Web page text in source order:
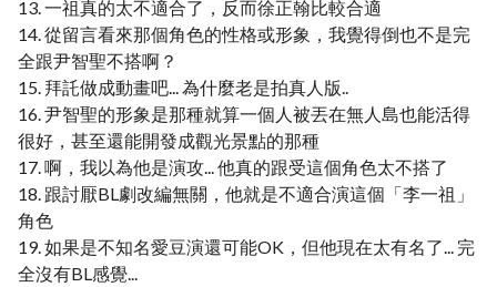
13. 一祖真的太不適合了，反而徐正翰比較合適
14. 從留言看來那個角色的性格或形象，我覺得倒也不是完
全跟尹智聖不搭啊？
15. 拜託做成動畫吧... 為什麼老是拍真人版..
16. 尹智聖的形象是那種就算一個人被丟在無人島也能活得
很好，甚至還能開發成觀光景點的那種
17. 啊，我以為他是演攻... 他真的跟受這個角色太不搭了
18. 跟討厭BL劇改編無關，他就是不適合演這個「李一祖」
角色
19. 如果是不知名愛豆演還可能OK，但他現在太有名了... 完
全沒有BL感覺...